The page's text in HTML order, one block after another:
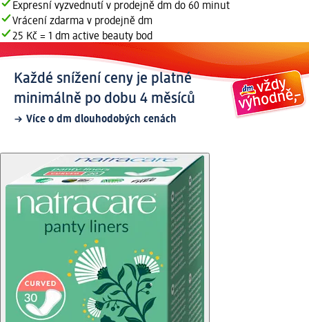
Expresní vyzvednutí v prodejně dm do 60 minut
Vrácení zdarma v prodejně dm
25 Kč = 1 dm active beauty bod
Každé snížení ceny je platné
minimálně po dobu 4 měsíců
Více o dm dlouhodobých cenách